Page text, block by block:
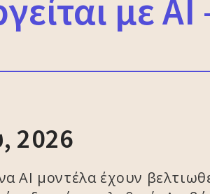
με
2026
AI μοντέλα έχουν